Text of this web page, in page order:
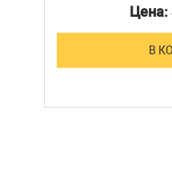
Цена:
В